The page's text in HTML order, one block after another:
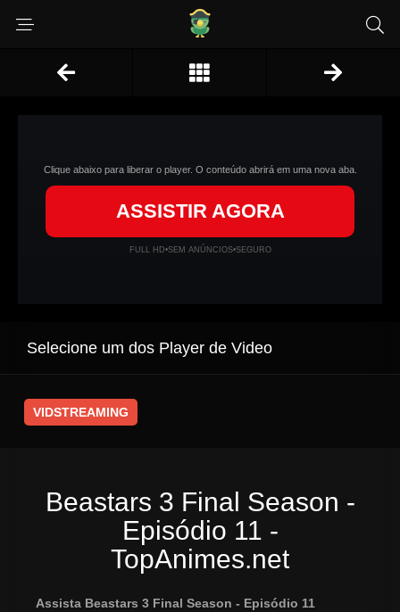
Clique abaixo para liberar o player. O conteúdo abrirá em uma nova aba.
ASSISTIR AGORA
FULL HD•SEM ANÚNCIOS•SEGURO
Selecione um dos Player de Video
VIDSTREAMING
Beastars 3 Final Season -
Episódio 11 -
TopAnimes.net
Assista Beastars 3 Final Season - Episódio 11